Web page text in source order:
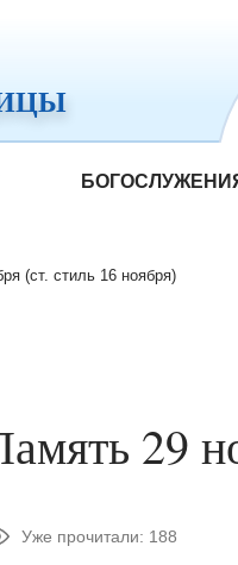
(ст. стиль 16 ноября)
29
Уже прочитали: 188